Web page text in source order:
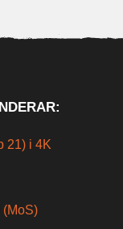
21) i 4K
(MoS)